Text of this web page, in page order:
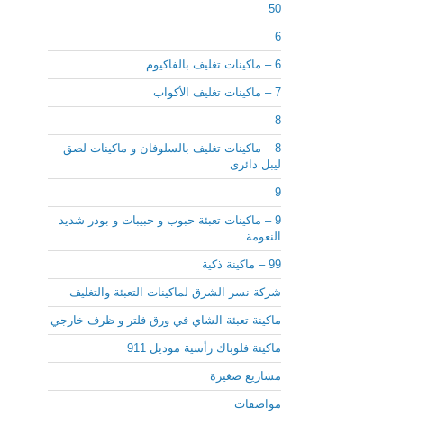
50
6
6 – ماكينات تغليف بالفاكيوم
7 – ماكينات تغليف الأكواب
8
8 – ماكينات تغليف بالسلوفان و ماكينات لصق
ليبل دائرى
9
9 – ماكينات تعبئة حبوب و حبيبات و بودر شديد
النعومة
99 – ماكينة ذكية
شركة نسر الشرق لماكينات التعبئة والتغليف
ماكينة تعبئة الشاي في ورق فلتر و ظرف خارجي
ماكينة فلوباك رأسية موديل 911
مشاريع صغيرة
مواصفات